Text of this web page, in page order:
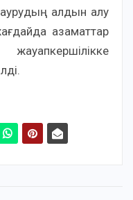
аурудың алдын алу
азаматтар